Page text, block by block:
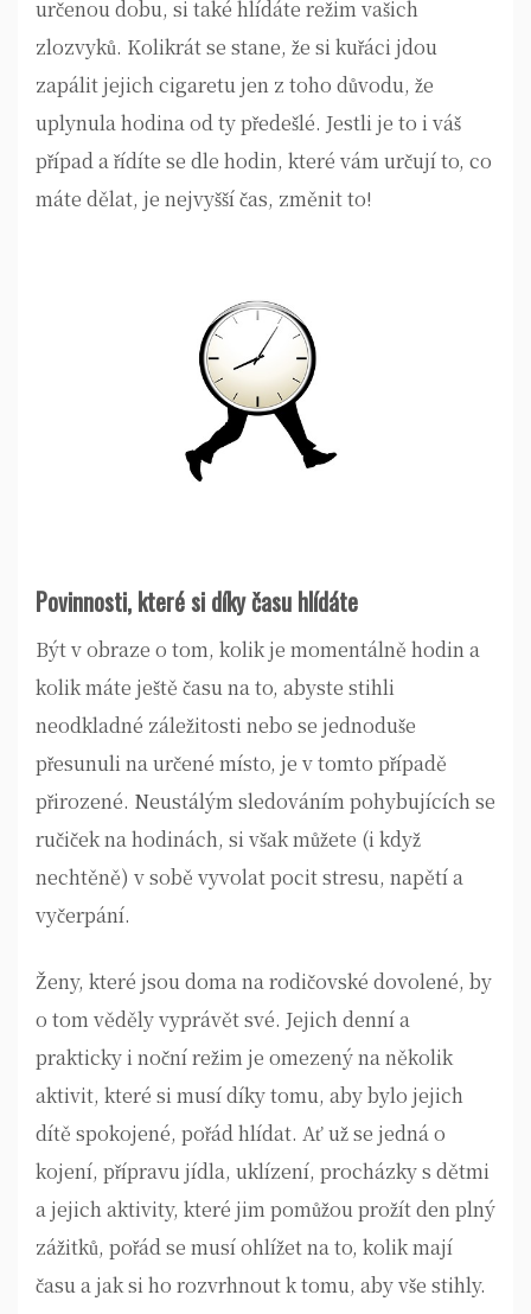
určenou dobu, si také hlídáte režim vašich
zlozvyků. Kolikrát se stane, že si kuřáci jdou
zapálit jejich cigaretu jen z toho důvodu, že
uplynula hodina od ty předešlé. Jestli je to i váš
případ a řídíte se dle hodin, které vám určují to, co
máte dělat, je nejvyšší čas, změnit to!
Povinnosti, které si díky času hlídáte
Být v obraze o tom, kolik je momentálně hodin a
kolik máte ještě času na to, abyste stihli
neodkladné záležitosti nebo se jednoduše
přesunuli na určené místo, je v tomto případě
přirozené. Neustálým sledováním pohybujících se
ručiček na hodinách, si však můžete (i když
nechtěně) v sobě vyvolat pocit stresu, napětí a
vyčerpání.
Ženy, které jsou doma na rodičovské dovolené, by
o tom věděly vyprávět své. Jejich denní a
prakticky i noční režim je omezený na několik
aktivit, které si musí díky tomu, aby bylo jejich
dítě spokojené, pořád hlídat. Ať už se jedná o
kojení, přípravu jídla, uklízení, procházky s dětmi
a jejich aktivity, které jim pomůžou prožít den plný
zážitků, pořád se musí ohlížet na to, kolik mají
času a jak si ho rozvrhnout k tomu, aby vše stihly.